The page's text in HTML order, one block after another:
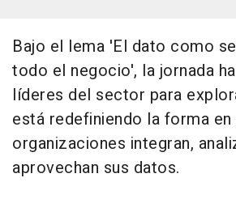
Bajo el lema 'El dato como
todo el negocio', la jornada
líderes del sector para
está redefiniendo la forma en
organizaciones integran,
aprovechan sus datos.